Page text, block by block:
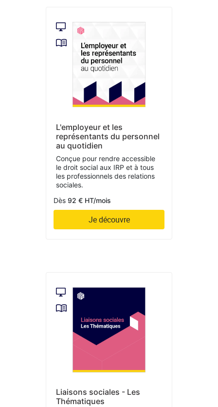
L'employeur et les
représentants du personnel
au quotidien
Conçue pour rendre accessible
le droit social aux IRP et à tous
les professionnels des relations
sociales.
Dès 92 € HT/mois
Je découvre
Liaisons sociales - Les
Thématiques